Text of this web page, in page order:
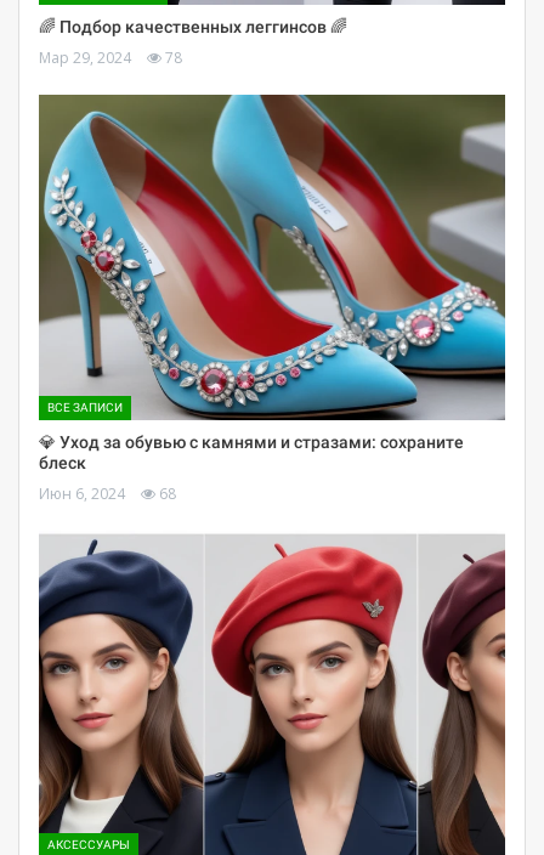
🌈 Подбор качественных леггинсов 🌈
Мар 29, 2024 78
ВСЕ ЗАПИСИ
💎 Уход за обувью с камнями и стразами: сохраните
блеск
Июн 6, 2024 68
АКСЕССУАРЫ